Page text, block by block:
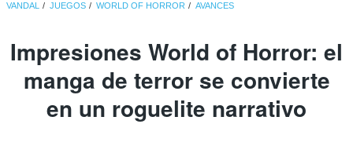
VANDAL JUEGOS WORLD OF HORROR AVANCES
Impresiones World of Horror: el
manga de terror se convierte
en un roguelite narrativo